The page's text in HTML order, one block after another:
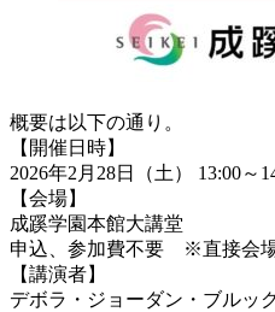
概要は以下の通り。
【開催日時】
2026年2月28日（土） 13:00～
【会場】
成蹊学園本館大講堂
申込、参加費不要 ※直接会場
【講演者】
デボラ・ジョーダン・ブルッ